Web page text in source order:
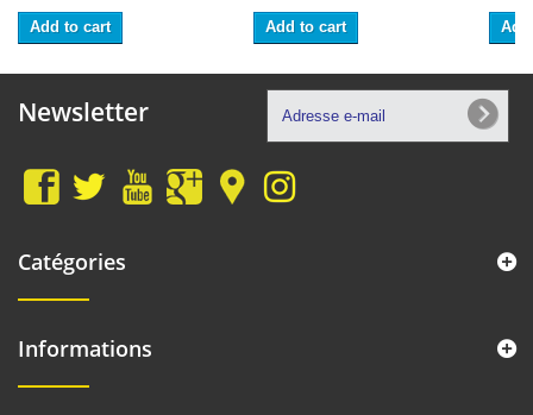
Add to cart Add to cart
Newsletter
Catégories
Informations